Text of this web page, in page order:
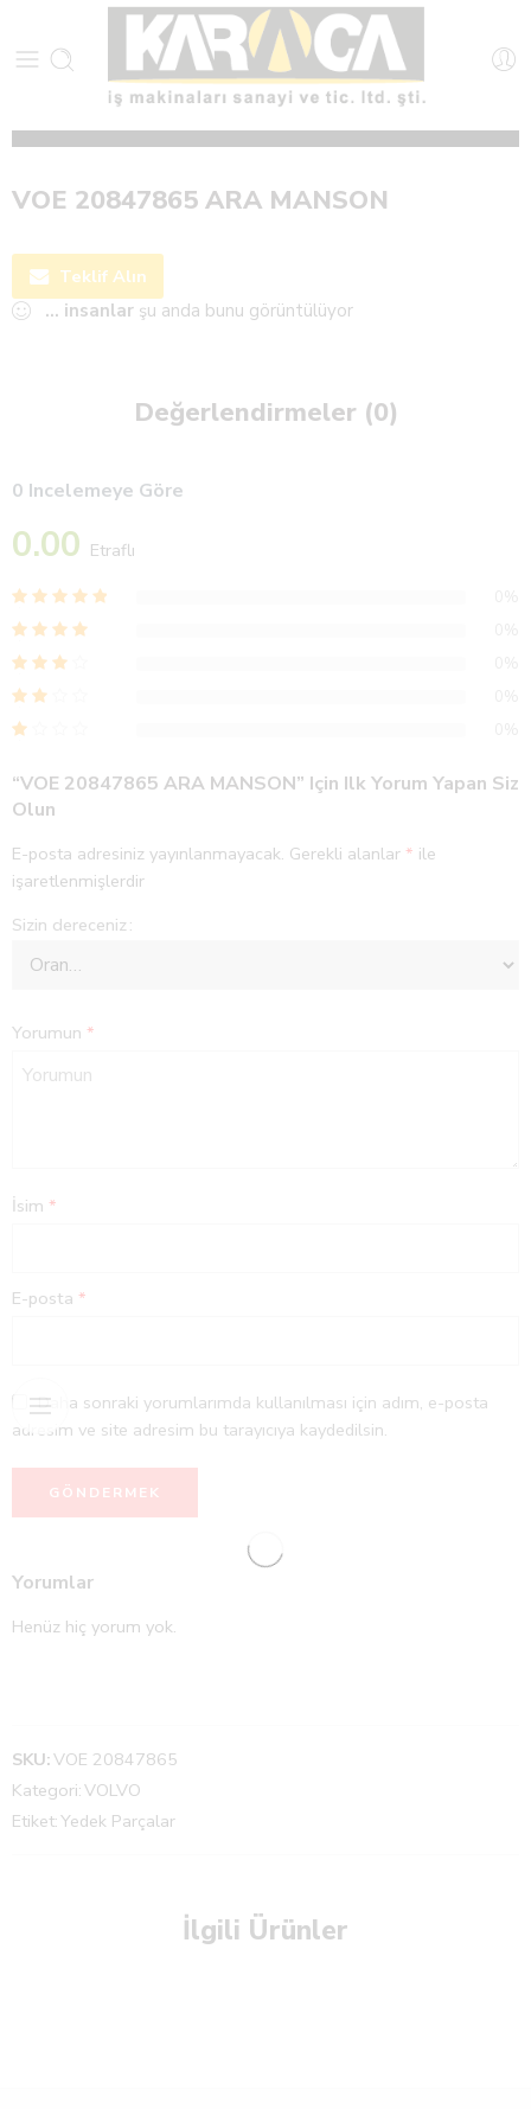
VOE 20847865 ARA MANSON
Teklif Alın
... insanlar şu anda bunu görüntülüyor
Değerlendirmeler (0)
0 Incelemeye Göre
0.00 Etraflı
“VOE 20847865 ARA MANSON” Için Ilk Yorum Yapan Siz
Olun
E-posta adresiniz yayınlanmayacak. Gerekli alanlar * ile
işaretlenmişlerdir
Sizin dereceniz
Yorumun *
İsim *
E-posta *
Daha sonraki yorumlarımda kullanılması için adım, e-posta
adresim ve site adresim bu tarayıcıya kaydedilsin.
Yorumlar
Henüz hiç yorum yok.
SKU:VOE 20847865
Kategori:VOLVO
Etiket:Yedek Parçalar
İlgili Ürünler